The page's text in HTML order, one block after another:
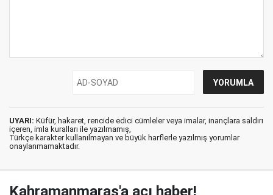
UYARI: Küfür, hakaret, rencide edici cümleler veya imalar, inançlara saldırı
içeren, imla kuralları ile yazılmamış,
Türkçe karakter kullanılmayan ve büyük harflerle yazılmış yorumlar
onaylanmamaktadır.
Kahramanmaraş'a acı haber!